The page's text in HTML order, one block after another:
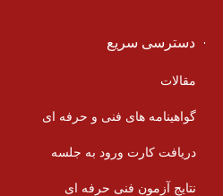
دسترسی سریع
مقالات
گواهینامه های فنی و حرفه ای
دریافت کارت ورود به جلسه
نتایج آزمون فنی حرفه ای